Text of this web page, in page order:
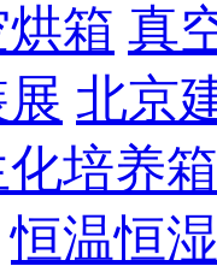
箱 真
北京
培养
恒温恒